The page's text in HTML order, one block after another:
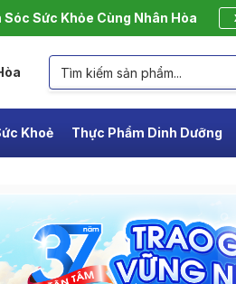
Sức Khỏe Cùng Nhân Hòa
Khoẻ Thực Phẩm Dinh Dưỡng